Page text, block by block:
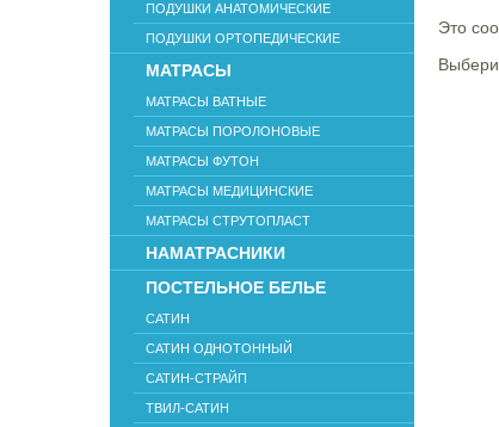
ПОДУШКИ АНАТОМИЧЕСКИЕ
ПОДУШКИ ОРТОПЕДИЧЕСКИЕ
МАТРАСЫ
МАТРАСЫ ВАТНЫЕ
МАТРАСЫ ПОРОЛОНОВЫЕ
МАТРАСЫ ФУТОН
МАТРАСЫ МЕДИЦИНСКИЕ
МАТРАСЫ СТРУТОПЛАСТ
НАМАТРАСНИКИ
ПОСТЕЛЬНОЕ БЕЛЬЕ
САТИН
САТИН ОДНОТОННЫЙ
САТИН-СТРАЙП
ТВИЛ-САТИН
Это